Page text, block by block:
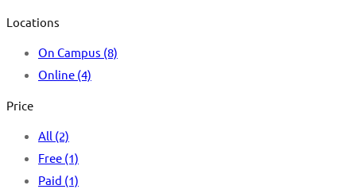
Locations
On Campus (8)
Online (4)
Price
All (2)
Free (1)
Paid (1)